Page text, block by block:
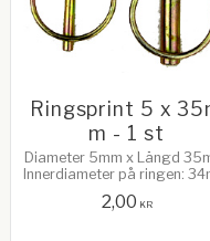
Ringsprint 5 x
m - 1 st
Diameter 5mm x Längd
Innerdiameter på ringen:
2,00 KR